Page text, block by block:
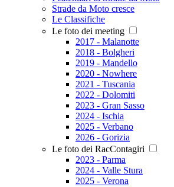
Strade da Moto cresce
Le Classifiche
Le foto dei meeting
2017 - Malanotte
2018 - Bolgheri
2019 - Mandello
2020 - Nowhere
2021 - Tuscania
2022 - Dolomiti
2023 - Gran Sasso
2024 - Ischia
2025 - Verbano
2026 - Gorizia
Le foto dei RacContagiri
2023 - Parma
2024 - Valle Stura
2025 - Verona